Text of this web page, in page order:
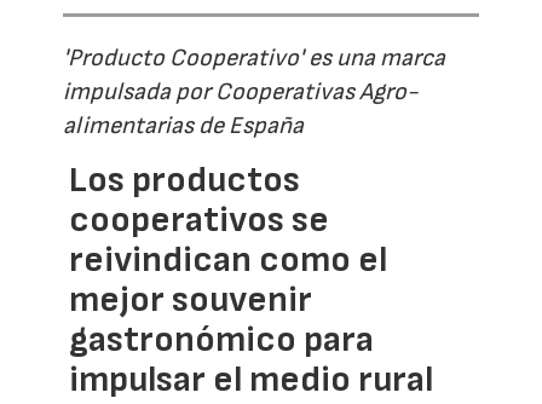
'Producto Cooperativo' es una marca
impulsada por Cooperativas Agro-
alimentarias de España
Los productos
cooperativos se
reivindican como el
mejor souvenir
gastronómico para
impulsar el medio rural